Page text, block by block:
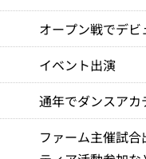
オープン戦でデ
イベント出演
通年でダンスア
ファーム主催試